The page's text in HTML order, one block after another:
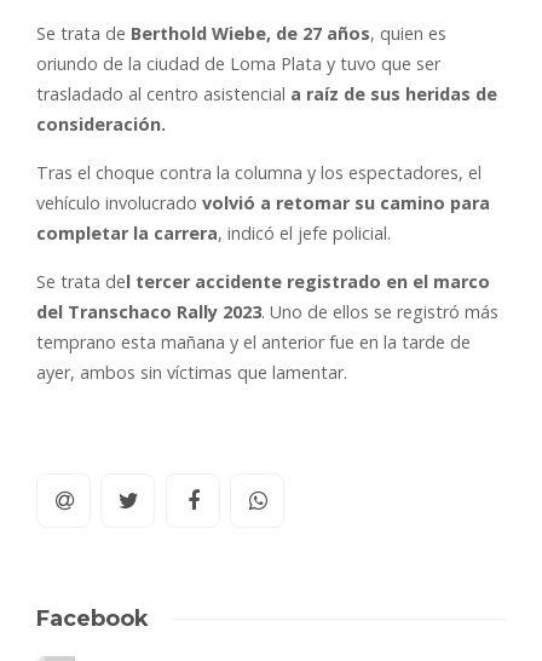
Se trata de Berthold Wiebe, de 27 años, quien es
oriundo de la ciudad de Loma Plata y tuvo que ser
trasladado al centro asistencial a raíz de sus heridas de
consideración.
Tras el choque contra la columna y los espectadores, el
vehículo involucrado volvió a retomar su camino para
completar la carrera, indicó el jefe policial.
Se trata del tercer accidente registrado en el marco
del Transchaco Rally 2023. Uno de ellos se registró más
temprano esta mañana y el anterior fue en la tarde de
ayer, ambos sin víctimas que lamentar.
Facebook